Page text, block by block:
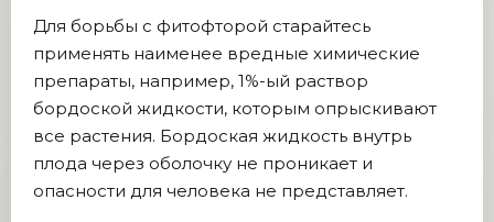
Для борьбы с фитофторой старайтесь
применять наименее вредные химические
препараты, например, 1%-ый раствор
бордоской жидкости, которым опрыскивают
все растения. Бордоская жидкость внутрь
плода через оболочку не проникает и
опасности для человека не представляет.